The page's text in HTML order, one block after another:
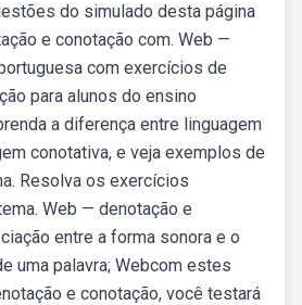
do simulado desta página
e conotação com. Web —
com exercícios de
para alunos do ensino
a diferença entre linguagem
conotativa, e veja exemplos de
Resolva os exercícios
Web — denotação e
entre a forma sonora e o
uma palavra; Webcom estes
e conotação, você testará